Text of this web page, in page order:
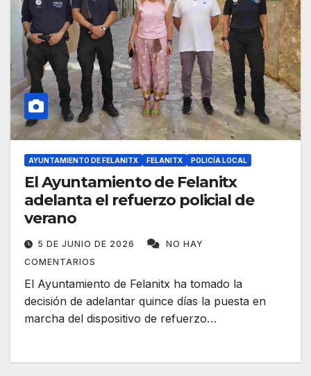
AYUNTAMIENTO DE FELANITX FELANITX POLICÍA LOCAL
El Ayuntamiento de Felanitx
adelanta el refuerzo policial de
verano
5 DE JUNIO DE 2026
NO HAY
COMENTARIOS
El Ayuntamiento de Felanitx ha tomado la
decisión de adelantar quince días la puesta en
marcha del dispositivo de refuerzo…